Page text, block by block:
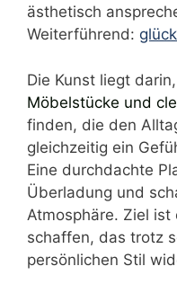
ästhetisch
Weiterführend:
Die Kunst liegt darin,
Möbelstücke und
finden, die den
gleichzeitig ein
Eine durchdachte
Überladung und
Atmosphäre. Ziel ist
schaffen, das trotz
persönlichen Stil